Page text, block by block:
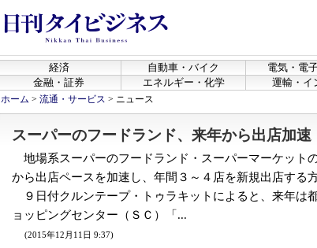
経済 自動車・バイク 電気・電
金融・証券
エネルギー・化学 運輸・イ
ホーム > 流通・サービス > ニュース
スーパーのフードランド、来年から出店加速
地場系スーパーのフードランド・スーパーマーケット
から出店ペースを加速し、年間３～４店を新規出店する
９日付クルンテープ・トゥラキットによると、来年は
ョッピングセンター（ＳＣ）「...
(2015年12月11日 9:37)